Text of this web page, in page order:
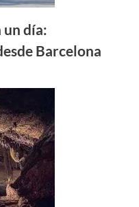
un día:
Barcelona